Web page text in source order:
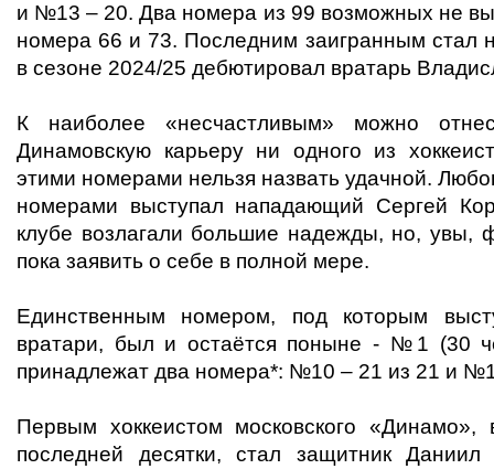
и №13 – 20. Два номера из 99 возможных не
номера 66 и 73. Последним заигранным стал
в сезоне 2024/25 дебютировал вратарь
К наиболее «несчастливым» можно
Динамовскую карьеру ни одного из
этими номерами нельзя назвать удачной.
номерами выступал нападающий Сергей
клубе возлагали большие надежды, но, увы,
пока заявить о себе в полной мере.
Единственным номером, под которым
вратари, был и остаётся поныне - №1 (30
принадлежат два номера*: №10 – 21 из 21 и
Первым хоккеистом московского
последней десятки, стал защитник